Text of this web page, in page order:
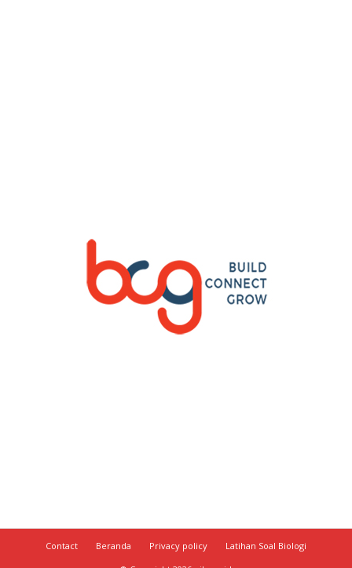
Contact Beranda Privacy policy
Latihan Soal Biologi